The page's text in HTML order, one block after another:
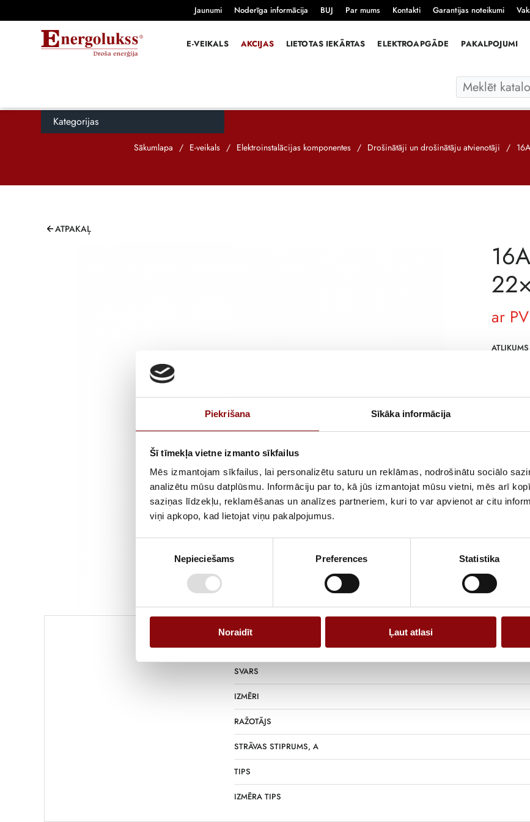
Piekrišana Sīkāka informācija
Šī tīmekļa vietne izmanto sīkfailus
Mēs izmantojam sīkfailus, lai personalizētu saturu un reklāmas, nodrošinātu sociālo
analizētu mūsu datplūsmu. Informāciju par to, kā jūs izmantojat mūsu vietni, mēs arī
saziņas līdzekļu, reklamēšanas un analīzes partneriem, kuri to var apvienot ar citu
viņi apkopo, kad lietojat viņu pakalpojumus.
Nepieciešams Preferences Statistika
Noraidīt Ļaut atlasi
Jaunumi Noderīga informācija BUJ Par mums Kontakti Garantijas noteikumi
E-VEIKALS AKCIJAS LIETOTAS IEKĀRTAS ELEKTROAPGĀDE PAKALPOJUMI
Kategorijas
Sākumlapa / E-veikals / Elektroinstalācijas komponentes / Drošinātāji un drošinātāju atvienotāji /
ATPAKAĻ
ar
ATLIKUMS
Informācija
SVARS
IZMĒRI
RAŽOTĀJS
STRĀVAS STIPRUMS, A
TIPS
IZMĒRA TIPS